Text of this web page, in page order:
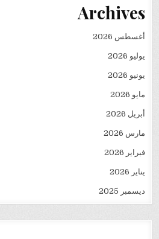
Archives
أغسطس 2026
يوليو 2026
يونيو 2026
مايو 2026
أبريل 2026
مارس 2026
فبراير 2026
يناير 2026
ديسمبر 2025